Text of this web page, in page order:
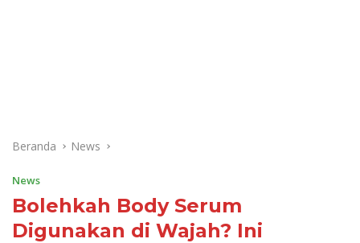
Beranda News
News
Bolehkah Body Serum
Digunakan di Wajah? Ini